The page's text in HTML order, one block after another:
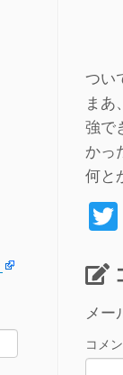
つい
ま
強で
かっ
何と
メー
コメ